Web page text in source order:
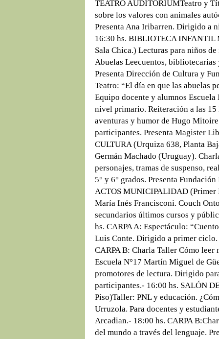
TEATRO AUDITORIUMTeatro y
sobre los valores con animales
Presenta Ana Iribarren. Dirigido a
16:30 hs. BIBLIOTECA INFANTIL
Sala Chica.) Lecturas para niños
Abuelas Leecuentos,
Presenta Dirección de Cultura y
Teatro: “El día en que las abuelas
Equipo docente y alumnos
nivel primario. Reiteración a las 15
aventuras y humor de Hugo
participantes. Presenta Magister
CULTURA (Urquiza 638, Planta
Germán Machado (Uruguay).
personajes, tramas de suspenso,
5° y 6° grados. Presenta
ACTOS MUNICIPALIDAD (Primer
María Inés Francisconi. Couch
secundarios últimos cursos y
hs. CARPA A: Espectáculo:
Luis Conte. Dirigido a primer
CARPA B: Charla Taller Cómo leer
Escuela N°17 Martín Miguel de
promotores de lectura. Dirigido
participantes.- 16:00 hs. SALÓN
Piso)Taller: PNL y educación.
Urruzola. Para docentes y
Arcadian.- 18:00 hs. CARPA
del mundo a través del lenguaje.